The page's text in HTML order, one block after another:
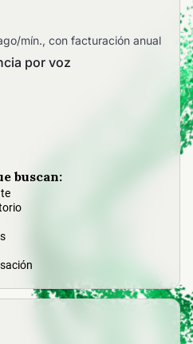
mín., con facturación anual
por voz
buscan: